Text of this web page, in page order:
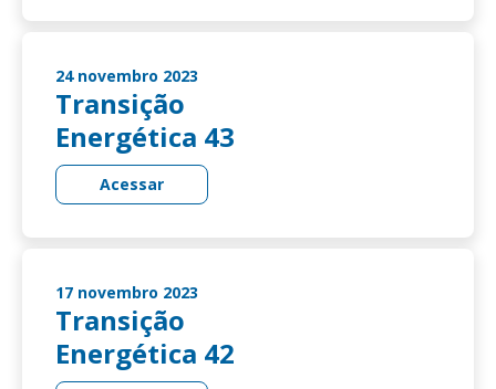
24 novembro 2023
Transição
Energética 43
Acessar
17 novembro 2023
Transição
Energética 42